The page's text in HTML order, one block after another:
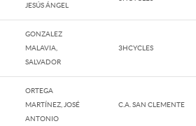
JESÚS ÁNGEL
GONZALEZ
MALAVIA,
SALVADOR
3HCYCLES
ORTEGA
MARTÍNEZ, JOSÉ
ANTONIO
C.A. SAN CLEMENTE